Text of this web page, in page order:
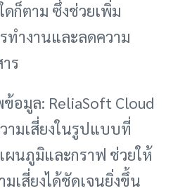
ดก็ตาม ซึ่งช่วยเพิ่ม
ทำงานและลดความ
ร
อมูล: ReliaSoft Cloud
ามเสี่ยงในรูปแบบที่
ผนภูมิและกราฟ ช่วยให้
เสี่ยงได้ชัดเจนยิ่งขึ้น